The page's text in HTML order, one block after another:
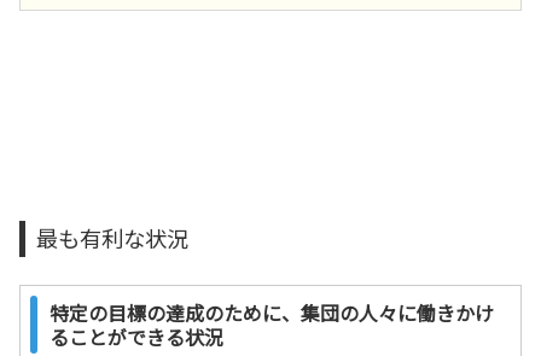
最も有利な状況
特定の目標の達成のために、集団の人々に働きかけ
ることができる状況